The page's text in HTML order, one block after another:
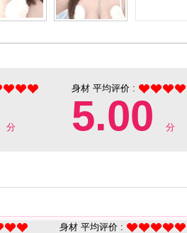
分
身材 平均评价 :
5.00 分
身材 平均评价 :